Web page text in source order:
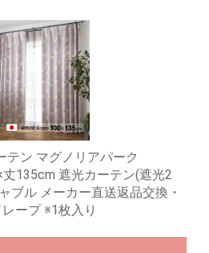
テン マグノリアパーク
135cm 遮光カーテン(遮光2
ブル メーカー直送返品交換・
ープ ※1枚入り